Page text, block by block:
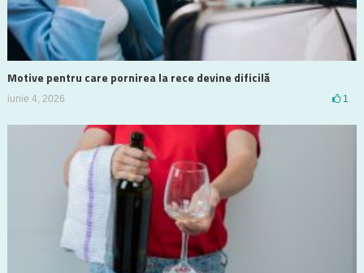
Motive pentru care pornirea la rece devine dificilă
iunie 4, 2026 1